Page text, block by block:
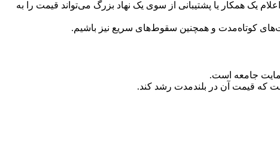
یک همکار یا پشتیبانی از سوی یک نهاد بزرگ می‌تواند قیمت را به
کوتاه‌مدت و همچنین سقوط‌های سریع نیز باشیم.
جامعه است.
که قیمت آن در بلندمدت رشد کند.